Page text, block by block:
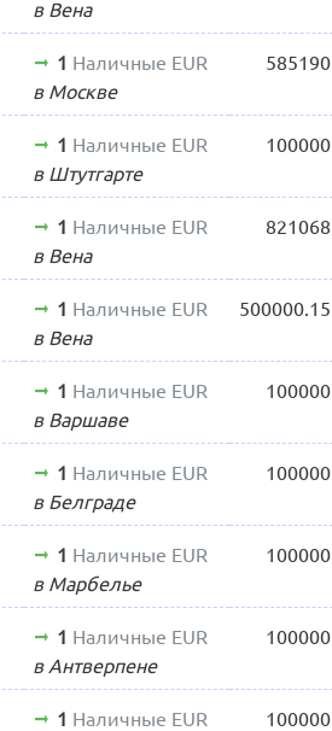
в Вена
1 Наличные EUR
в Москве
585190
1 Наличные EUR
в Штутгарте
100000
1 Наличные EUR
в Вена
821068
1 Наличные EUR
в Вена
500000.15
1 Наличные EUR
в Варшаве
100000
1 Наличные EUR
в Белграде
100000
1 Наличные EUR
в Марбелье
100000
1 Наличные EUR
в Антверпене
100000
1 Наличные EUR
100000